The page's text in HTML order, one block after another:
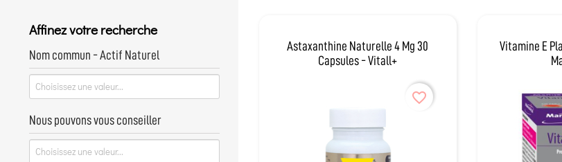
Conditionnement artisanal à la main
Affinez votre recherche
Nom commun - Actif Naturel
Nous pouvons vous conseiller
Astaxanthine Naturelle 4 Mg 30
Capsules - Vitall+
favorite_border
Vitamine E